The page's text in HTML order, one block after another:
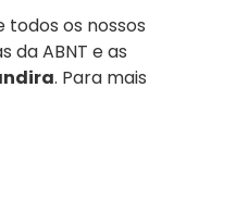
os nossos
da ABNT e as
. Para mais